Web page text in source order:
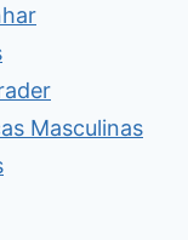
Masculinas